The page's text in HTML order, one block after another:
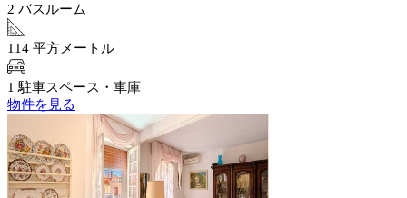
2 バスルーム
114 平方メートル
1 駐車スペース・車庫
物件を見る